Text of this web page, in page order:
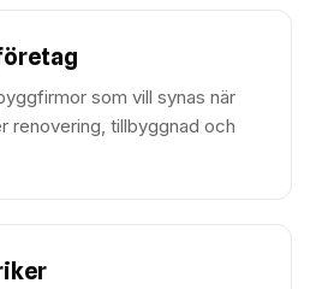
som vill synas när
renovering, tillbyggnad och